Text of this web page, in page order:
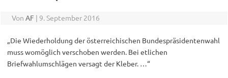
Von AF | 9. September 2016
„Die Wiederholdung der österreichischen Bundespräsidentenwahl
muss womöglich verschoben werden. Bei etlichen
Briefwahlumschlägen versagt der Kleber. …“